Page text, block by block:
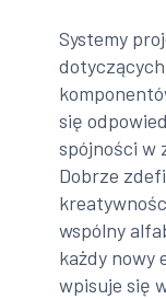
Systemy
się
spójności w
Dobrze
wspólny
każdy nowy
wpisuje się